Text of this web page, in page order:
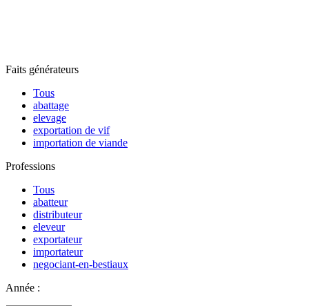
Faits générateurs
Tous
abattage
elevage
exportation de vif
importation de viande
Professions
Tous
abatteur
distributeur
eleveur
exportateur
importateur
negociant-en-bestiaux
Année :